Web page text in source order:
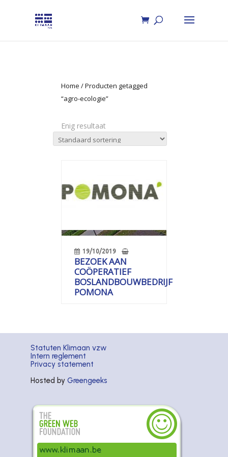
Home / Producten getagged
“agro-ecologie”
Enig resultaat
19/10/2019
BEZOEK AAN
COÖPERATIEF
BOSLANDBOUWBEDRIJF
POMONA
Statuten Klimaan vzw
Intern reglement
Privacy statement
Hosted by Greengeeks